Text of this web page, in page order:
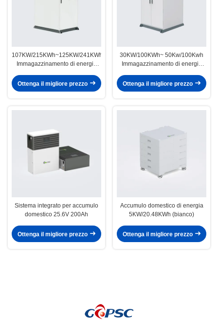
107KW/215KWh~125KW/241KWh
Immagazzinamento di energia
Ottenga il migliore prezzo
30KW/100KWh~ 50Kw/100Kwh
Immagazzinamento di energia
Ottenga il migliore prezzo
Sistema integrato per accumulo
domestico 25.6V 200Ah
Ottenga il migliore prezzo
Accumulo domestico di energia
5KW/20.48KWh (bianco)
Ottenga il migliore prezzo